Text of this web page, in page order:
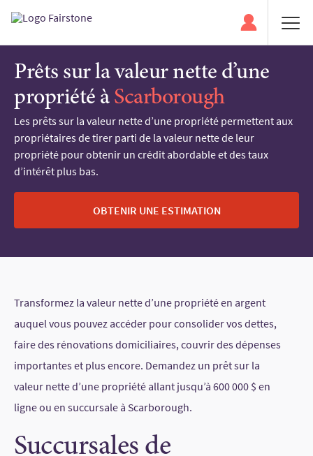
Prêts sur la valeur nette d’une
propriété à Scarborough
Les prêts sur la valeur nette d’une propriété permettent aux
propriétaires de tirer parti de la valeur nette de leur
propriété pour obtenir un crédit abordable et des taux
d’intérêt plus bas.
OBTENIR UNE ESTIMATION
Transformez la valeur nette d’une propriété en argent
auquel vous pouvez accéder pour consolider vos dettes,
faire des rénovations domiciliaires, couvrir des dépenses
importantes et plus encore. Demandez un prêt sur la
valeur nette d’une propriété allant jusqu’à 600 000 $ en
ligne ou en succursale à Scarborough.
Succursales de